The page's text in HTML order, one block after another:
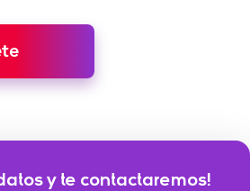
y te contactaremos!